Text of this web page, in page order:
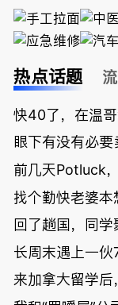
热点话题
快40了，在温
眼下有没有必要
前几天Potluck
找个勤快老婆
回了趟国，同
长周末遇上一伙
来加拿大留学后